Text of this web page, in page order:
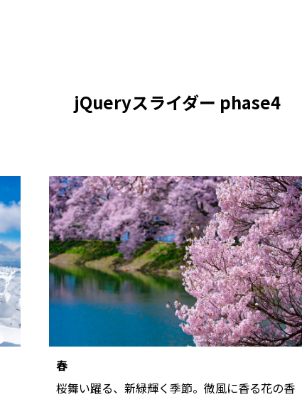
jQueryスライダー phase4
春
桜舞い躍る、新緑輝く季節。微風に香る花の香